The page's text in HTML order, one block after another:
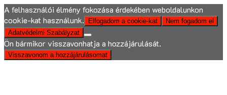
A felhasználói élmény fokozása érdekében weboldalunkon
cookie-kat használunk.
Elfogadom a cookie-kat
Nem fogadom el
Adatvédelmi Szabályzat
Ön bármikor visszavonhatja a hozzájárulását.
Visszavonom a hozzájárulásomat